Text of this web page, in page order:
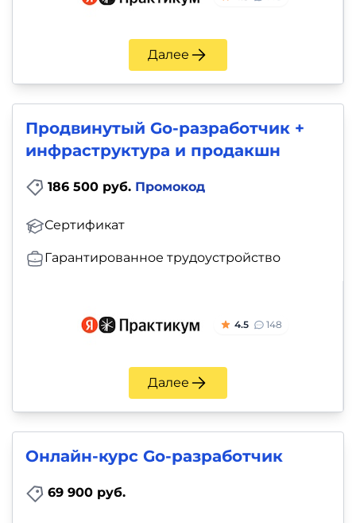
Далее
Продвинутый Go-разработчик +
инфраструктура и продакшн
186 500 руб. Промокод
Сертификат
Гарантированное трудоустройство
4.5 148
Далее
Онлайн-курс Go-разработчик
69 900 руб.